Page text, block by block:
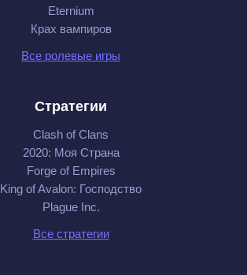
Eternium
Крах вампиров
Все ролевые игры
Стратегии
Clash of Clans
2020: Моя Cтрана
Forge of Empires
King of Avalon: Господство
Plague Inc.
Все стратегии